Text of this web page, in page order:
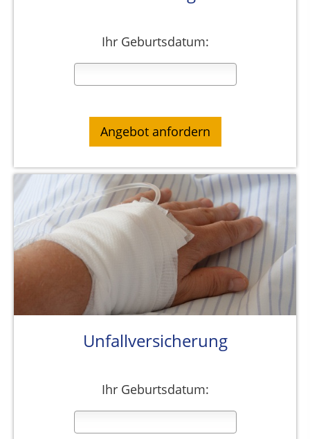
Ihr Geburtsdatum:
Unfallversicherung
Ihr Geburtsdatum: